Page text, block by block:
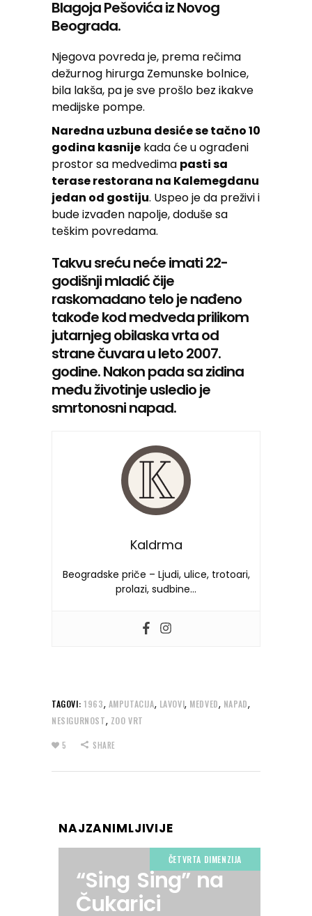
Blagoja Pešovića iz Novog
Beograda.
Njegova povreda je, prema rečima
dežurnog hirurga Zemunske bolnice,
bila lakša, pa je sve prošlo bez ikakve
medijske pompe.
Naredna uzbuna desiće se tačno 10
godina kasnije kada će u ograđeni
prostor sa medvedima pasti sa
terase restorana na Kalemegdanu
jedan od gostiju. Uspeo je da preživi i
bude izvađen napolje, doduše sa
teškim povredama.
Takvu sreću neće imati 22-
godišnji mladić čije
raskomadano telo je nađeno
takođe kod medveda prilikom
jutarnjeg obilaska vrta od
strane čuvara u leto 2007.
godine. Nakon pada sa zidina
među životinje usledio je
smrtonosni napad.
Kaldrma
Beogradske priče – Ljudi, ulice, trotoari,
prolazi, sudbine…
TAGOVI: 1963, AMPUTACIJA, LAVOVI, MEDVED, NAPAD,
NESIGURNOST, ZOO VRT
5 SHARE
NAJZANIMLJIVIJE
ČETVRTA DIMENZIJA
“Sing Sing” na
Čukarici